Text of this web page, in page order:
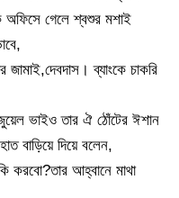
অফিসে গেলে শ্বশুর মশাই
ব্যাংকে চাকরি
ভাইও তার ঐ ঠোঁটের ঈশান
বাড়িয়ে দিয়ে বলেন,
আহ্বানে মাথা